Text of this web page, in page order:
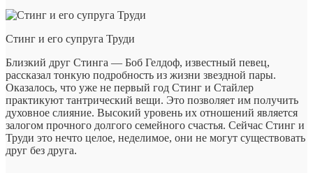
Стинг и его супруга Труди
Близкий друг Стинга — Боб Гелдоф, известный певец,
рассказал тонкую подробность из жизни звездной пары.
Оказалось, что уже не первый год Стинг и Стайлер
практикуют тантрический вещи. Это позволяет им получить
духовное слияние. Высокий уровень их отношений является
залогом прочного долгого семейного счастья. Сейчас Стинг и
Труди это нечто целое, неделимое, они не могут существовать
друг без друга.